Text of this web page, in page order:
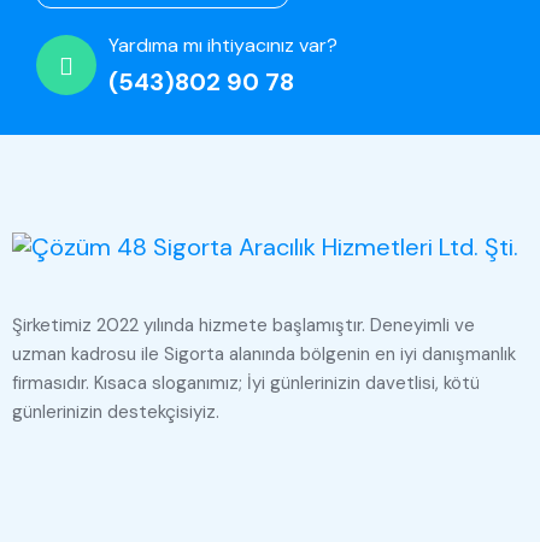
Yardıma mı ihtiyacınız var?
(543)802 90 78
Şirketimiz 2022 yılında hizmete başlamıştır. Deneyimli ve
uzman kadrosu ile Sigorta alanında bölgenin en iyi danışmanlık
firmasıdır. Kısaca sloganımız; İyi günlerinizin davetlisi, kötü
günlerinizin destekçisiyiz.